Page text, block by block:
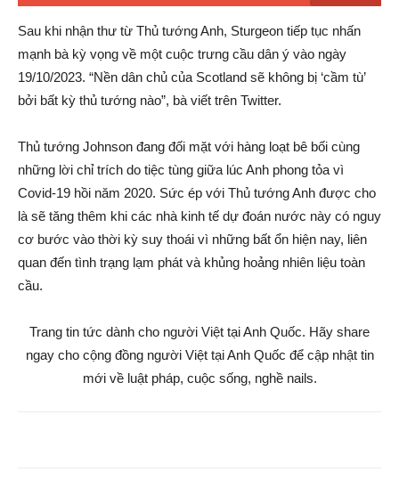
Sau khi nhận thư từ Thủ tướng Anh, Sturgeon tiếp tục nhấn
mạnh bà kỳ vọng về một cuộc trưng cầu dân ý vào ngày
19/10/2023. “Nền dân chủ của Scotland sẽ không bị ‘cầm tù’
bởi bất kỳ thủ tướng nào”, bà viết trên Twitter.
Thủ tướng Johnson đang đối mặt với hàng loạt bê bối cùng
những lời chỉ trích do tiệc tùng giữa lúc Anh phong tỏa vì
Covid-19 hồi năm 2020. Sức ép với Thủ tướng Anh được cho
là sẽ tăng thêm khi các nhà kinh tế dự đoán nước này có nguy
cơ bước vào thời kỳ suy thoái vì những bất ổn hiện nay, liên
quan đến tình trạng lạm phát và khủng hoảng nhiên liệu toàn
cầu.
Trang tin tức dành cho người Việt tại Anh Quốc. Hãy share
ngay cho cộng đồng người Việt tại Anh Quốc để cập nhật tin
mới về luật pháp, cuộc sống, nghề nails.